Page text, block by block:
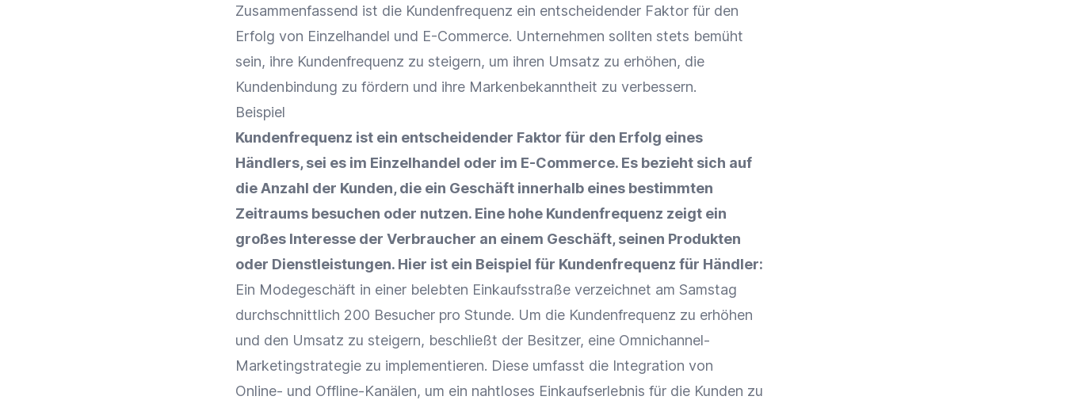
Zusammenfassend ist die Kundenfrequenz ein entscheidender Faktor für den
Erfolg von Einzelhandel und E-Commerce. Unternehmen sollten stets bemüht
sein, ihre Kundenfrequenz zu steigern, um ihren Umsatz zu erhöhen, die
Kundenbindung zu fördern und ihre Markenbekanntheit zu verbessern.
Beispiel
Kundenfrequenz ist ein entscheidender Faktor für den Erfolg eines
Händlers, sei es im Einzelhandel oder im E-Commerce. Es bezieht sich auf
die Anzahl der Kunden, die ein Geschäft innerhalb eines bestimmten
Zeitraums besuchen oder nutzen. Eine hohe Kundenfrequenz zeigt ein
großes Interesse der Verbraucher an einem Geschäft, seinen Produkten
oder Dienstleistungen. Hier ist ein Beispiel für Kundenfrequenz für Händler:
Ein Modegeschäft in einer belebten Einkaufsstraße verzeichnet am Samstag
durchschnittlich 200 Besucher pro Stunde. Um die Kundenfrequenz zu erhöhen
und den Umsatz zu steigern, beschließt der Besitzer, eine Omnichannel-
Marketingstrategie zu implementieren. Diese umfasst die Integration von
Online- und Offline-Kanälen, um ein nahtloses Einkaufserlebnis für die Kunden zu